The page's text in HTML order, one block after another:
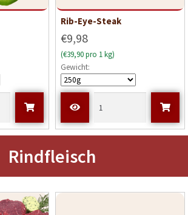
Rib-Eye-Steak
€9,98
(€39,90 pro 1 kg)
Gewicht:
Rindfleisch